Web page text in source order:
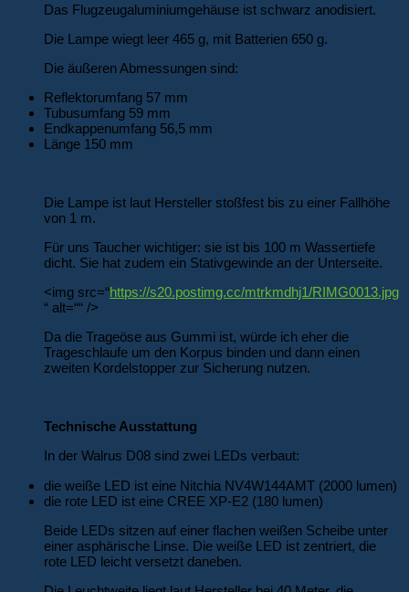
Das Flugzeugaluminiumgehäuse ist schwarz anodisiert.
Die Lampe wiegt leer 465 g, mit Batterien 650 g.
Die äußeren Abmessungen sind:
Reflektorumfang 57 mm
Tubusumfang 59 mm
Endkappenumfang 56,5 mm
Länge 150 mm
Die Lampe ist laut Hersteller stoßfest bis zu einer Fallhöhe
von 1 m.
Für uns Taucher wichtiger: sie ist bis 100 m Wassertiefe
dicht. Sie hat zudem ein Stativgewinde an der Unterseite.
<img src=“https://s20.postimg.cc/mtrkmdhj1/RIMG0013.jpg
“ alt=““ />
Da die Trageöse aus Gummi ist, würde ich eher die
Trageschlaufe um den Korpus binden und dann einen
zweiten Kordelstopper zur Sicherung nutzen.
Technische Ausstattung
In der Walrus D08 sind zwei LEDs verbaut:
die weiße LED ist eine Nitchia NV4W144AMT (2000 lumen)
die rote LED ist eine CREE XP-E2 (180 lumen)
Beide LEDs sitzen auf einer flachen weißen Scheibe unter
einer asphärische Linse. Die weiße LED ist zentriert, die
rote LED leicht versetzt daneben.